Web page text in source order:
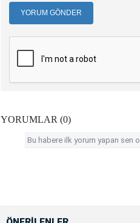
YORUM GÖNDER
YORUMLAR (0)
Bu habere ilk yorum yapan sen ol.